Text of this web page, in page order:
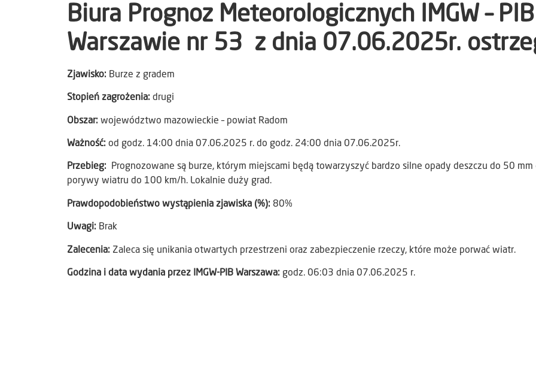
Biura Prognoz Meteorologicznych IMGW –
Warszawie nr 53 z dnia 07.06.2025r.
Zjawisko: Burze z gradem
Stopień zagrożenia: drugi
Obszar: województwo mazowieckie – powiat Radom
Ważność: od godz. 14:00 dnia 07.06.2025 r. do godz. 24:00 dnia 07.06.2025r.
Przebieg: Prognozowane są burze, którym miejscami będą towarzyszyć bardzo silne opady deszczu do 50 mm
porywy wiatru do 100 km/h. Lokalnie duży grad.
Prawdopodobieństwo wystąpienia zjawiska (%): 80%
Uwagi: Brak
Zalecenia: Zaleca się unikania otwartych przestrzeni oraz zabezpieczenie rzeczy, które może porwać wiatr.
Godzina i data wydania przez IMGW-PIB Warszawa: godz. 06:03 dnia 07.06.2025 r.